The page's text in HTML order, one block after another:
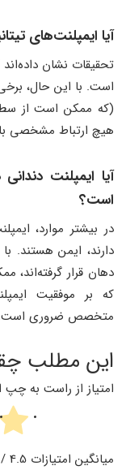
آیا ایمپلنت‌های
تحقیقات نشان
است. با این حال، برخی
(که ممکن است از سطح
هیچ ارتباط مشخصی با
آیا ایمپلنت
است؟
در بیشتر موارد،
دارند، ایمن هستند.
دهان قرار گرفته‌اند،
که بر موفقیت
متخصص ضروری
این مطلب
امتیاز از راست به چپ
میانگین امتیازات 4.5 / 5. تعداد امتیازات